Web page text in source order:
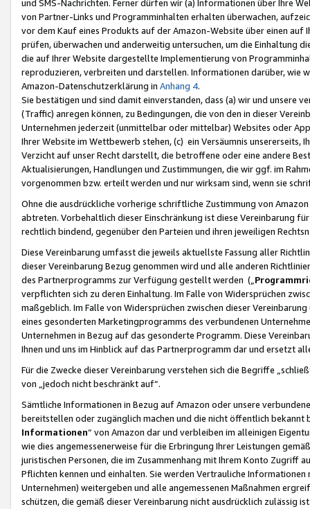
und SMS-Nachrichten. Ferner dürfen wir (a) Informationen über Ihre
von Partner-Links und Programminhalten erhalten überwachen,
vor dem Kauf eines Produkts auf der Amazon-Website über einen
prüfen, überwachen und anderweitig untersuchen, um die Einhaltung
die auf Ihrer Website dargestellte Implementierung von
reproduzieren, verbreiten und darstellen. Informationen darüber, wie
Amazon-Datenschutzerklärung in Anhang 4.
Sie bestätigen und sind damit einverstanden, dass (a) wir und
(Traffic) anregen können, zu Bedingungen, die von den in dieser
Unternehmen jederzeit (unmittelbar oder mittelbar) Websites oder
Ihrer Website im Wettbewerb stehen, (c) ein Versäumnis unsererseits,
Verzicht auf unser Recht darstellt, die betroffene oder eine andere
Aktualisierungen, Handlungen und Zustimmungen, die wir ggf. im
vorgenommen bzw. erteilt werden und nur wirksam sind, wenn sie
Ohne die ausdrückliche vorherige schriftliche Zustimmung von
abtreten. Vorbehaltlich dieser Einschränkung ist diese Vereinbarung
rechtlich bindend, gegenüber den Parteien und ihren jeweiligen
Diese Vereinbarung umfasst die jeweils aktuellste Fassung aller
dieser Vereinbarung Bezug genommen wird und alle anderen
des Partnerprogramms zur Verfügung gestellt werden („
verpflichten sich zu deren Einhaltung. Im Falle von Widersprüchen
maßgeblich. Im Falle von Widersprüchen zwischen dieser
eines gesonderten Marketingprogramms des verbundenen
Unternehmen in Bezug auf das gesonderte Programm. Diese
Ihnen und uns im Hinblick auf das Partnerprogramm dar und ersetzt
Für die Zwecke dieser Vereinbarung verstehen sich die Begriffe
von „jedoch nicht beschränkt auf“.
Sämtliche Informationen in Bezug auf Amazon oder unsere
bereitstellen oder zugänglich machen und die nicht öffentlich
Informationen“ von Amazon dar und verbleiben im alleinigen
wie dies angemessenerweise für die Erbringung Ihrer Leistungen
juristischen Personen, die im Zusammenhang mit Ihrem Konto
Pflichten kennen und einhalten. Sie werden Vertrauliche
Unternehmen) weitergeben und alle angemessenen Maßnahmen
schützen, die gemäß dieser Vereinbarung nicht ausdrücklich zulässig